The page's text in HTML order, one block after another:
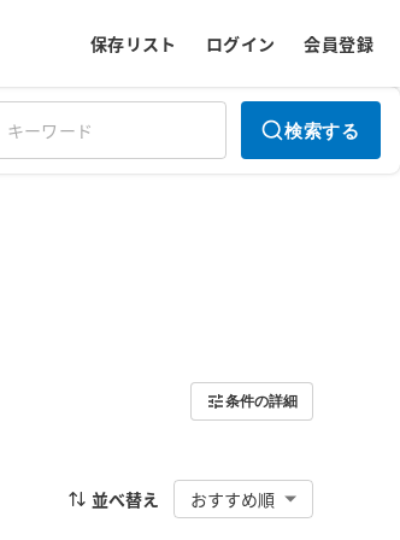
保存リスト ログイン 会員登録
検索する
条件の詳細
並べ替え おすすめ順